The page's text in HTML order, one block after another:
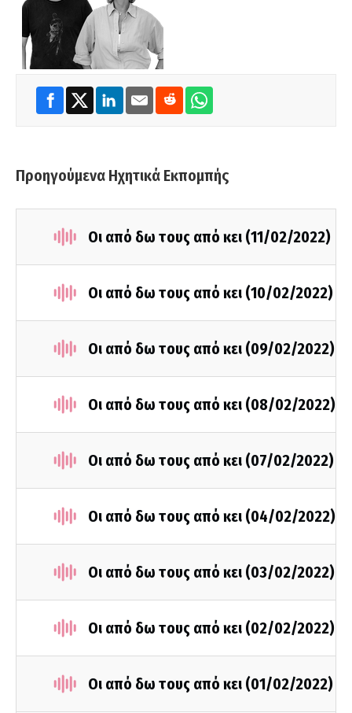
Προηγούμενα Ηχητικά Εκπομπής
Οι από δω τους από κει (11/02/2022)
Οι από δω τους από κει (10/02/2022)
Οι από δω τους από κει (09/02/2022)
Οι από δω τους από κει (08/02/2022)
Οι από δω τους από κει (07/02/2022)
Οι από δω τους από κει (04/02/2022)
Οι από δω τους από κει (03/02/2022)
Οι από δω τους από κει (02/02/2022)
Οι από δω τους από κει (01/02/2022)